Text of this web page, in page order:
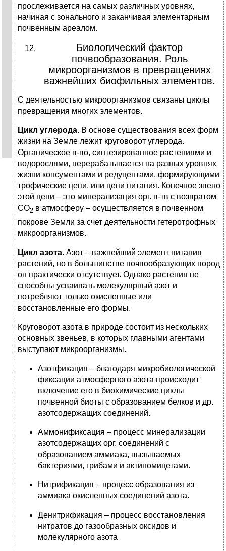
прослеживается на самых различных уровнях,
начиная с зонального и заканчивая элементарным
почвенным ареалом.
Биологический фактор
почвообразования. Роль
микроорганизмов в превращениях
важнейших биофильных элементов.
С деятельностью микроорганизмов связаны циклы
превращения многих элементов.
Цикл углерода. В основе существования всех форм
жизни на Земле лежит круговорот углерода.
Органическое в-во, синтезированное растениями и
водорослями, перерабатывается на разных уровнях
жизни консументами и редуцентами, формирующими
трофические цепи, или цепи питания. Конечное звено
этой цепи – это минерализация орг. в-тв с возвратом
CO2 в атмосферу – осуществляется в почвенном
покрове Земли за счет деятельности гетеротрофных
микроорганизмов.
Цикл азота. Азот – важнейший элемент питания
растений, но в большинстве почвообразующих пород
он практически отсутствует. Однако растения не
способны усваивать молекулярный азот и
потребляют только окисленные или
восстановленные его формы.
Круговорот азота в природе состоит из нескольких
основных звеньев, в которых главными агентами
выступают микроорганизмы.
Азотфикация – благодаря микробиологической
фиксации атмосферного азота происходит
включение его в биохимические циклы
почвенной биоты с образованием белков и др.
азотсодержащих соединений.
Аммонификсация – процесс минерализации
азотсодержащих орг. соединений с
образованием аммиака, вызываемых
бактериями, грибами и актиномицетами.
Нитрификация – процесс образования из
аммиака окисленных соединений азота.
Денитрификация – процесс восстановления
нитратов до газообразных оксидов и
молекулярного азота